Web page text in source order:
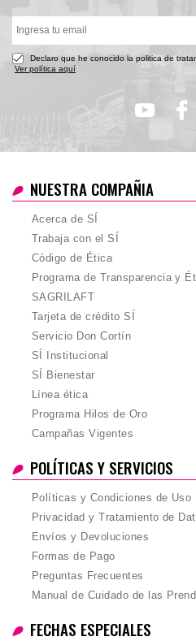
Declaro que he conocido la politica de
Ver política aquí
NUESTRA COMPAÑIA
Acerca de SÍ
Trabaja con el SÍ
Código de Ética
Programa de Transparencia y
SAGRILAFT
Tarjeta de crédito SÍ
Servicio Don Cortín
SÍ Institucional
SÍ Bienestar
Línea ética
Programa Hilos de Oro
Campañas Vigentes
POLÍTICAS Y SERVICIOS
Políticas y Condiciones de Uso
Privacidad y Tratamiento de
Envíos y Devoluciones
Formas de Pago
Preguntas Frecuentes
Manual de Cuidado de las
FECHAS ESPECIALES